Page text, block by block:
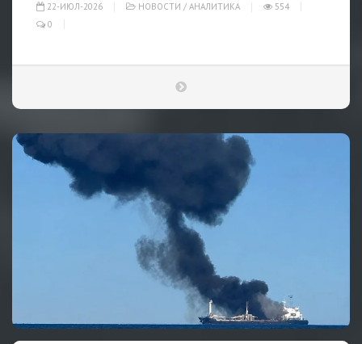
22-ИЮЛ-2026 НОВОСТИ / АНАЛИТИКА
554
0